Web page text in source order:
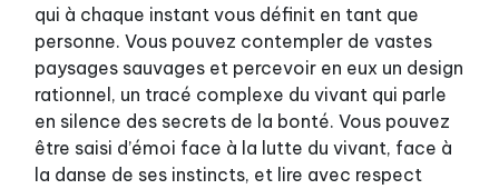
qui à chaque instant vous définit en tant que
personne. Vous pouvez contempler de vastes
paysages sauvages et percevoir en eux un design
rationnel, un tracé complexe du vivant qui parle
en silence des secrets de la bonté. Vous pouvez
être saisi d’émoi face à la lutte du vivant, face à
la danse de ses instincts, et lire avec respect